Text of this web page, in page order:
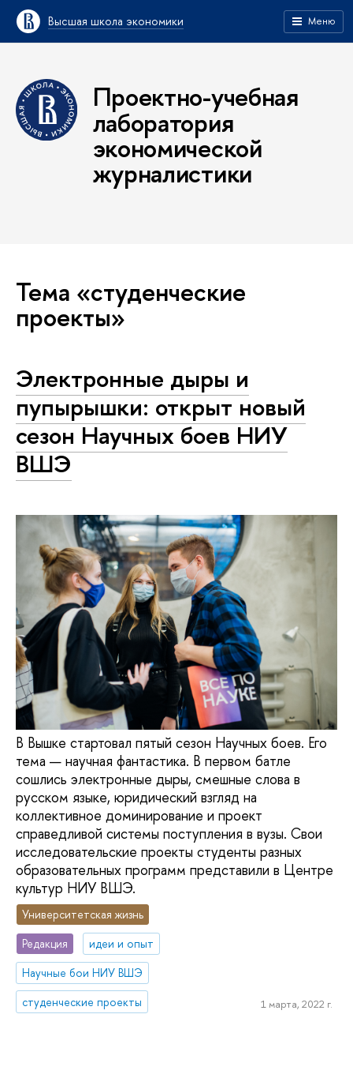
Высшая школа экономики Меню
Проектно-учебная
лаборатория
экономической
журналистики
Тема «студенческие
проекты»
Электронные дыры и
пупырышки: открыт новый
сезон Научных боев НИУ
ВШЭ
В Вышке стартовал пятый сезон Научных боев. Его
тема — научная фантастика. В первом батле
сошлись электронные дыры, смешные слова в
русском языке, юридический взгляд на
коллективное доминирование и проект
справедливой системы поступления в вузы. Свои
исследовательские проекты студенты разных
образовательных программ представили в Центре
культур НИУ ВШЭ.
Университетская жизнь
Редакция
идеи и опыт
Научные бои НИУ ВШЭ
студенческие проекты
1 марта, 2022 г.